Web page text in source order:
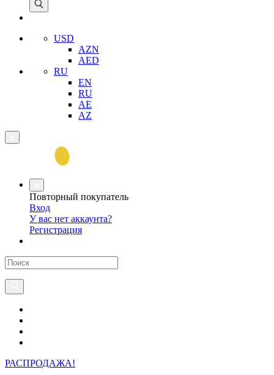
USD
AZN
AED
RU
EN
RU
AE
AZ
Повторный покупатель
Вход
У вас нет аккаунта?
Регистрация
РАСПРОДАЖА!